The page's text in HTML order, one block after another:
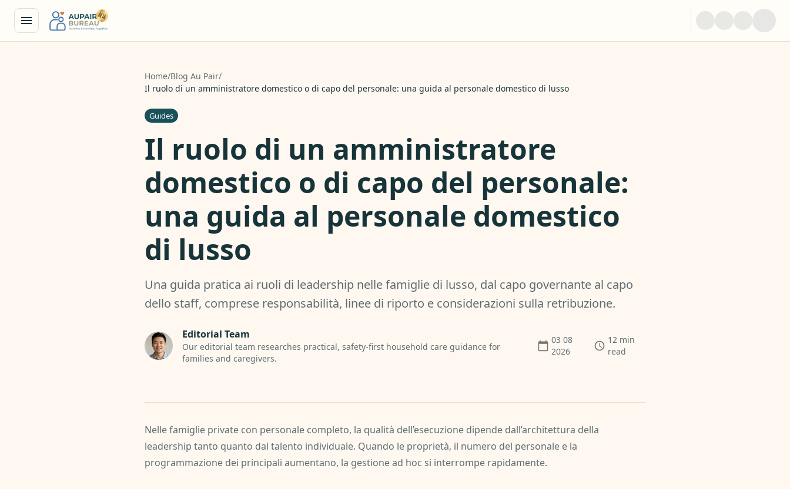
Home/Blog Au Pair/
Il ruolo di un amministratore domestico o di capo del personale: una guida al personale domestico di lusso
Guides
Il ruolo di un amministratore
domestico o di capo del personale:
una guida al personale domestico
di lusso
Una guida pratica ai ruoli di leadership nelle famiglie di lusso, dal capo governante al capo
dello staff, comprese responsabilità, linee di riporto e considerazioni sulla retribuzione.
Editorial Team
Our editorial team researches practical, safety-first household care guidance for
families and caregivers.
03 08
2026
12 min
read
Nelle famiglie private con personale completo, la qualità dell’esecuzione dipende dall’architettura della
leadership tanto quanto dal talento individuale. Quando le proprietà, il numero del personale e la
programmazione dei principali aumentano, la gestione ad hoc si interrompe rapidamente.